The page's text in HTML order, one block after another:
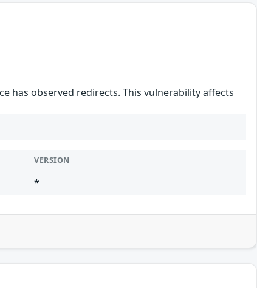
has observed redirects. This vulnerability affects
VERSION
*